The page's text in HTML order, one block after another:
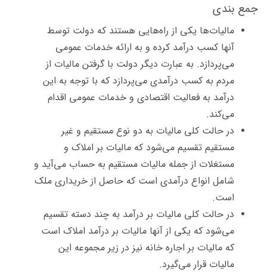
جمع بندی
مالیات‌ها یکی از راه‌هایی هستند که دولت توسط
آنها کسب درآمد کرده و به ارائه خدمات عمومی
می‌پردازد. به عبارت دیگر دولت با گرفتن مالیات از
مردم به کسب درآمدی می‌پردازد که با توجه به این
درآمد به فعالیت اقتصادی و خدمات عمومی اقدام
می‌کند.
در حالت کلی مالیات به دو نوع مستقیم و غیر
مستقیم تقسیم می‌شود که مالیات بر املاک و
مستغلات از جمله مالیات مستقیم به حساب می‌آید و
شامل انواع درآمدی است که حاصل از خریداری ملک
است.
در حالت کلی مالیات بر درآمد به چند دسته تقسیم
می‌شود که یکی از آنها مالیات بر درآمد املاک است
که مالیات بر اجاره خانه نیز در زیر مجموعه این
مالیات قرار می‌گیرد.